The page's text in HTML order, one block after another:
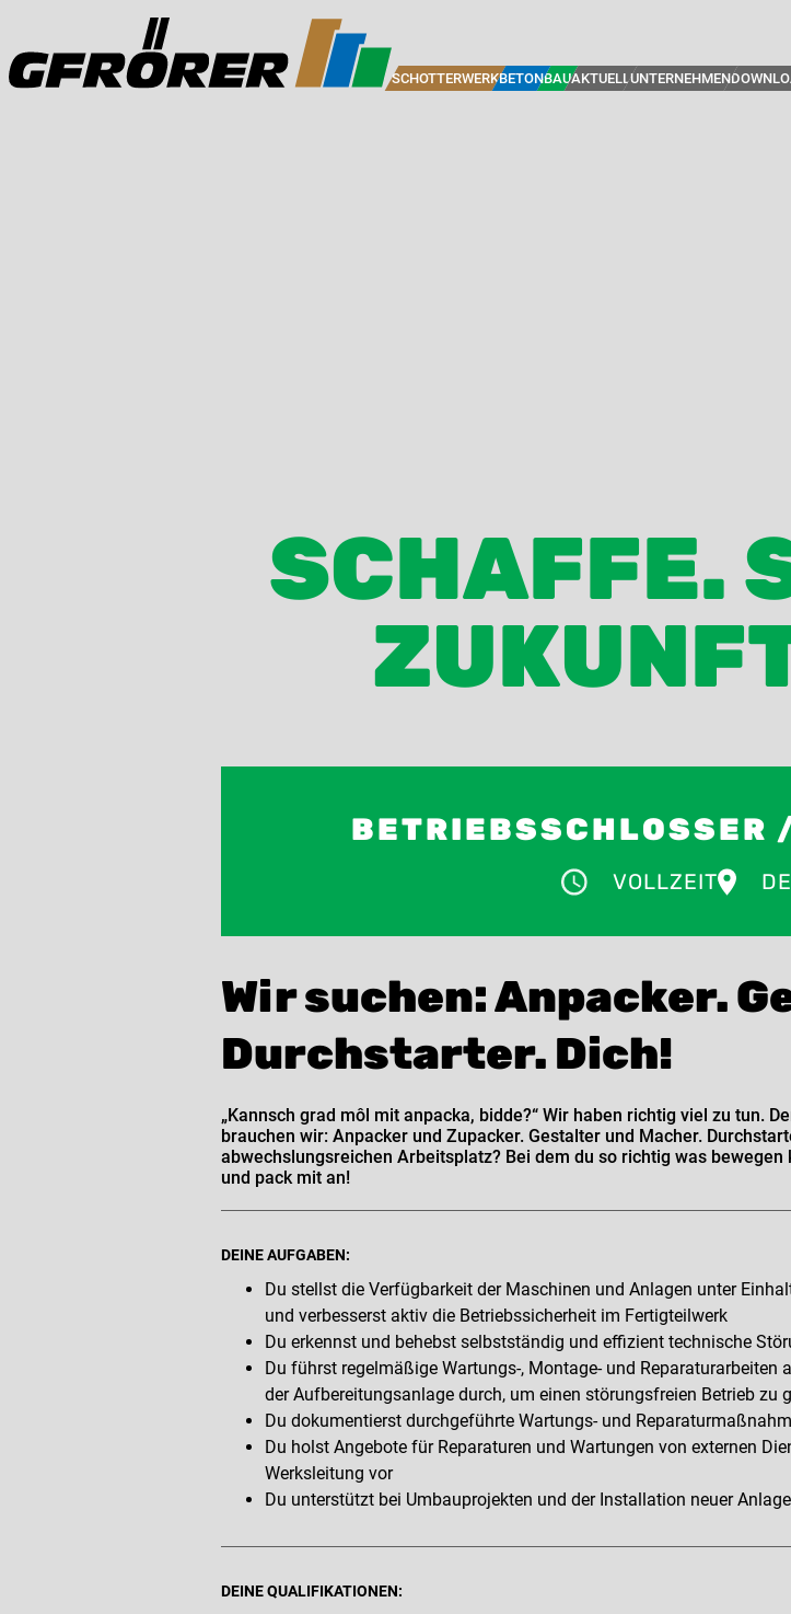
SCHOTTERWERKBETONBAUAKTUELLUNTERNEHMEN
SCHAFFE.
BETRIEBSSCHLOSSER
VOLLZEIT
Wir suchen: Anpacker.
Durchstarter. Dich!
„Kannsch grad môl mit anpacka, bidde?“ Wir haben richtig viel zu tun.
brauchen wir: Anpacker und Zupacker. Gestalter und Macher.
abwechslungsreichen Arbeitsplatz? Bei dem du so richtig was
und pack mit an!
DEINE AUFGABEN:
Du stellst die Verfügbarkeit der Maschinen und Anlagen unter
und verbesserst aktiv die Betriebssicherheit im Fertigteilwerk
Du erkennst und behebst selbstständig und effizient technische
Du führst regelmäßige Wartungs-, Montage- und
der Aufbereitungsanlage durch, um einen störungsfreien Betrieb zu
Du dokumentierst durchgeführte Wartungs- und
Du holst Angebote für Reparaturen und Wartungen von externen
Werksleitung vor
Du unterstützt bei Umbauprojekten und der Installation neuer
DEINE QUALIFIKATIONEN: